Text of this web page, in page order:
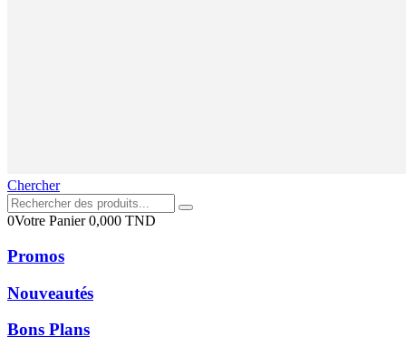
Chercher
0Votre Panier0,000 TND
Promos
Nouveautés
Bons Plans